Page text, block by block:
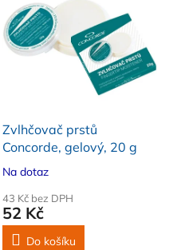
Zvlhčovač prstů
Concorde, gelový, 20 g
Na dotaz
43 Kč bez DPH
52 Kč
Do košíku